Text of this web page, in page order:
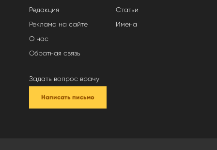
Редакция
Реклама на сайте
О нас
Обратная связь
Статьи
Имена
Задать вопрос врачу
Написать письмо